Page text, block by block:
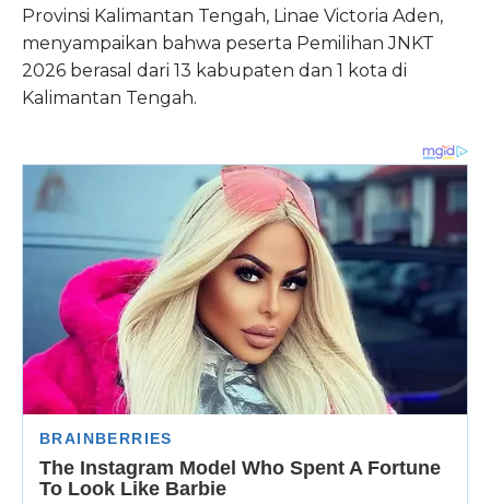
Provinsi Kalimantan Tengah, Linae Victoria Aden,
menyampaikan bahwa peserta Pemilihan JNKT
2026 berasal dari 13 kabupaten dan 1 kota di
Kalimantan Tengah.